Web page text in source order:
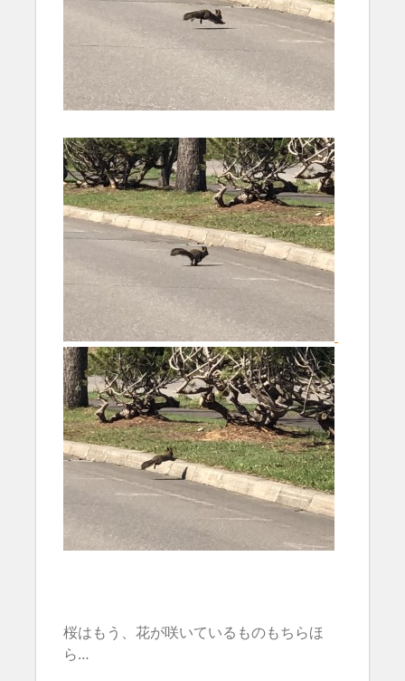
桜はもう、花が咲いているものもちらほ
ら…